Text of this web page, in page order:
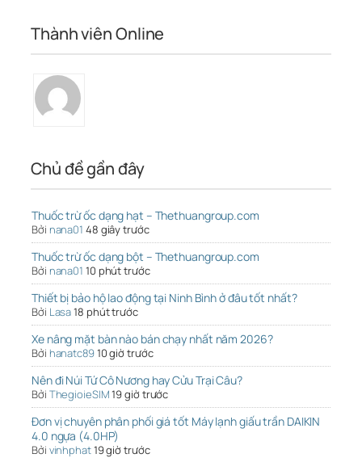
Thành viên Online
Chủ đề gần đây
Thuốc trừ ốc dạng hạt – Thethuangroup.com
Bởi nana01 48 giây trước
Thuốc trừ ốc dạng bột – Thethuangroup.com
Bởi nana01 10 phút trước
Thiết bị bảo hộ lao động tại Ninh Bình ở đâu tốt nhất?
Bởi Lasa18 phút trước
Xe nâng mặt bàn nào bán chạy nhất năm 2026?
Bởi hanatc8910 giờ trước
Nên đi Núi Tứ Cô Nương hay Cửu Trại Câu?
Bởi ThegioieSIM19 giờ trước
Đơn vị chuyên phân phối giá tốt Máy lạnh giấu trần DAIKIN
4.0 ngựa (4.0HP)
Bởi vinhphat19 giờ trước